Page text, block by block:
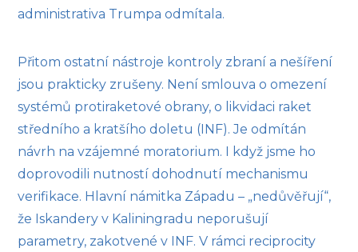
administrativa Trumpa odmítala.
Přitom ostatní nástroje kontroly zbraní a nešíření
jsou prakticky zrušeny. Není smlouva o omezení
systémů protiraketové obrany, o likvidaci raket
středního a kratšího doletu (INF). Je odmítán
návrh na vzájemné moratorium. I když jsme ho
doprovodili nutností dohodnutí mechanismu
verifikace. Hlavní námitka Západu – „nedůvěřují“,
že Iskandery v Kaliningradu neporušují
parametry, zakotvené v INF. V rámci reciprocity